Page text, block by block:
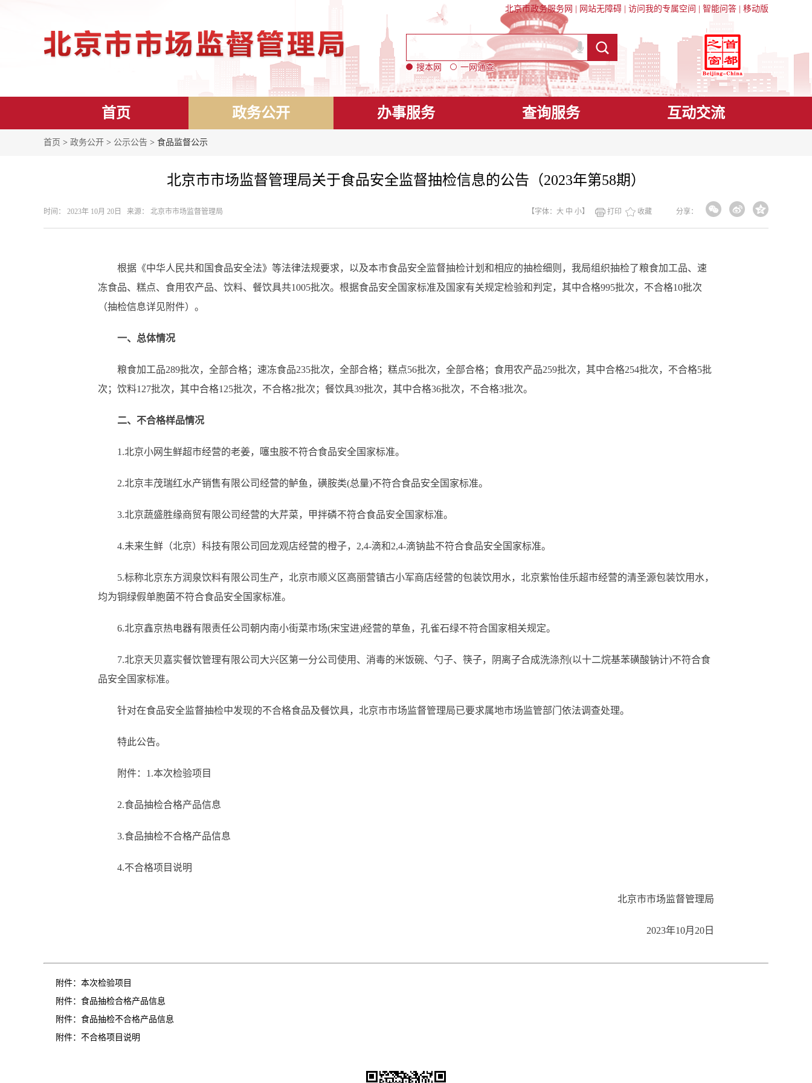
北京市政务服务网 网站无障碍 访问我的专属空间 智能问答 移动版
搜本网 一网通查
首页 政务公开 办事服务 查询服务 互动交流
首页 > 政务公开 > 公示公告 > 食品监督公示
北京市市场监督管理局关于食品安全监督抽检信息的公告（2023年第58期）
时间： 2023年 10月 20日 来源： 北京市市场监督管理局 分享：
【字体： 大 中 小】 打印 收藏
根据《中华人民共和国食品安全法》等法律法规要求，以及本市食品安全监督抽检计划和相应的抽检细则，我局组织抽检了粮食加工品、速
冻食品、糕点、食用农产品、饮料、餐饮具共1005批次。根据食品安全国家标准及国家有关规定检验和判定，其中合格995批次，不合格10批次
（抽检信息详见附件）。
一、总体情况
粮食加工品289批次，全部合格；速冻食品235批次，全部合格；糕点56批次，全部合格；食用农产品259批次，其中合格254批次，不合格5批
次；饮料127批次，其中合格125批次，不合格2批次；餐饮具39批次，其中合格36批次，不合格3批次。
二、不合格样品情况
1.北京小网生鲜超市经营的老姜，噻虫胺不符合食品安全国家标准。
2.北京丰茂瑞红水产销售有限公司经营的鲈鱼，磺胺类(总量)不符合食品安全国家标准。
3.北京蔬盛胜缘商贸有限公司经营的大芹菜，甲拌磷不符合食品安全国家标准。
4.未来生鲜（北京）科技有限公司回龙观店经营的橙子，2,4-滴和2,4-滴钠盐不符合食品安全国家标准。
5.标称北京东方润泉饮料有限公司生产，北京市顺义区高丽营镇古小军商店经营的包装饮用水，北京紫怡佳乐超市经营的清圣源包装饮用水，
均为铜绿假单胞菌不符合食品安全国家标准。
6.北京鑫京热电器有限责任公司朝内南小街菜市场(宋宝进)经营的草鱼，孔雀石绿不符合国家相关规定。
7.北京天贝嘉实餐饮管理有限公司大兴区第一分公司使用、消毒的米饭碗、勺子、筷子，阴离子合成洗涤剂(以十二烷基苯磺酸钠计)不符合食
品安全国家标准。
针对在食品安全监督抽检中发现的不合格食品及餐饮具，北京市市场监督管理局已要求属地市场监管部门依法调查处理。
特此公告。
附件：1.本次检验项目
2.食品抽检合格产品信息
3.食品抽检不合格产品信息
4.不合格项目说明
北京市市场监督管理局
2023年10月20日
附件： 本次检验项目
附件： 食品抽检合格产品信息
附件： 食品抽检不合格产品信息
附件： 不合格项目说明